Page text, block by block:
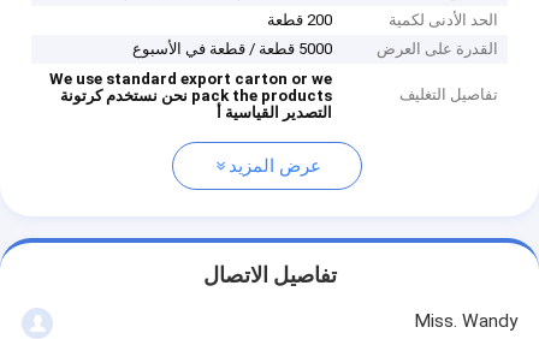
الحد الأدنى لكمية
200 قطعة
القدرة على العرض
5000 قطعة / قطعة في الأسبوع
تفاصيل التغليف
We use standard export carton or we
pack the products نحن نستخدم كرتونة
التصدير القياسية أ
عرض المزيد
تفاصيل الاتصال
Miss. Wandy